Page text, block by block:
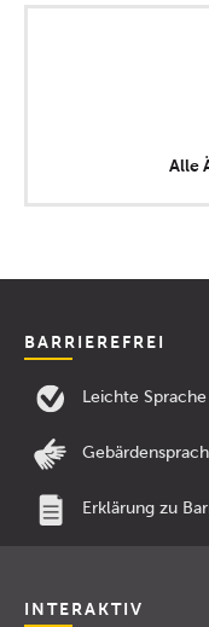
Alle
BARRIEREFREI
Leichte Sprache
Erklärung zu
INTERAKTIV